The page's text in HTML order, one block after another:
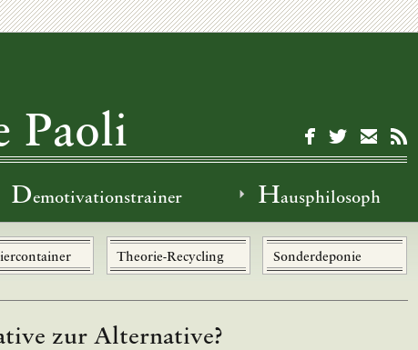
Paoli
Demotivationstrainer Hausphilosoph
Theorie-Recycling Sonderdeponie
zur Alternative?